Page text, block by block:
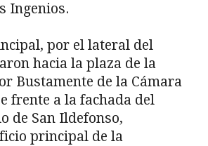
Ingenios.
por el lateral del
hacia la plaza de la
Bustamente de la Cámara
frente a la fachada del
de San Ildefonso,
principal de la